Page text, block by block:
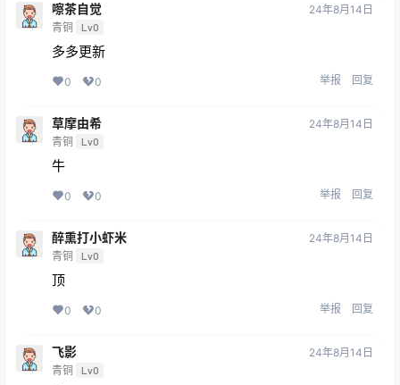
嚓茶自觉
青铜 Lv0
24年8月14日
多多更新
0 0 举报 回复
草摩由希
青铜 Lv0
24年8月14日
牛
0 0 举报 回复
醉熏打小虾米
青铜 Lv0
24年8月14日
顶
0 0 举报 回复
飞影
青铜 Lv0
24年8月14日